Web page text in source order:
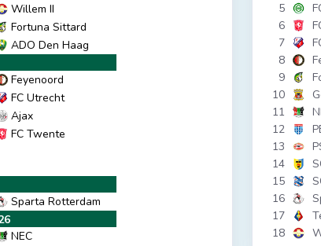
Willem II
Fortuna Sittard
ADO Den Haag
Feyenoord
FC Utrecht
Ajax
FC Twente
Sparta Rotterdam
NEC
5
6
7
8
9
10
11
12
13
14
15
16
17
18